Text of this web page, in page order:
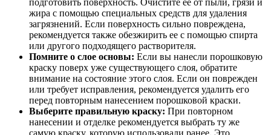
подготовить поверхность. Очистите ее от пыли, грязи и
жира с помощью специальных средств для удаления
загрязнений. Если поверхность сильно повреждена,
рекомендуется также обезжирить ее с помощью спирта
или другого подходящего растворителя.
Помните о слое основы: Если вы нанесли порошковую
краску поверх уже существующего слоя, обратите
внимание на состояние этого слоя. Если он поврежден
или требует исправления, рекомендуется удалить его
перед повторным нанесением порошковой краски.
Выберите правильную краску: При повторном
нанесении и отделке рекомендуется выбрать ту же